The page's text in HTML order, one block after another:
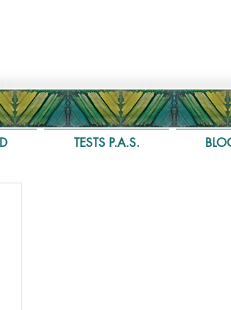
TESTS P.A.S.